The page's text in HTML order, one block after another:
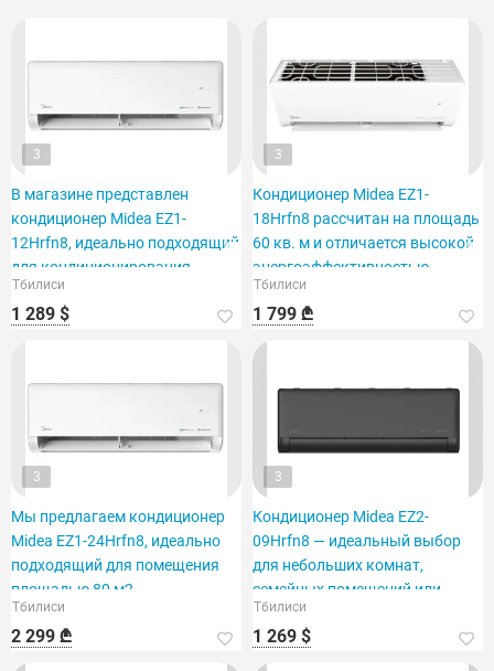
3
В магазине представлен
кондиционер Midea EZ1-
12Hrfn8, идеально подходящий
для кондиционирования
помещения площадью 40 м2.
Тбилиси
1 289 $
3
Кондиционер Midea EZ1-
18Hrfn8 рассчитан на площадь
60 кв. м и отличается высокой
энергоэффективностью.
Тбилиси
1 799 ₾
3
Мы предлагаем кондиционер
Midea EZ1-24Hrfn8, идеально
подходящий для помещения
площадью 80 м2.
Тбилиси
2 299 ₾
3
Кондиционер Midea EZ2-
09Hrfn8 — идеальный выбор
для небольших комнат,
семейных помещений или
офисов.
Тбилиси
1 269 $